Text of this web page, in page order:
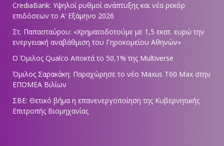
CrediaBank: Υψηλοί ρυθμοί ανάπτυξης και νέα ρεκόρ
επιδόσεων το Α’ Εξάμηνο 2026
Στ. Παπασταύρου: «Χρηματοδοτούμε με 1,5 εκατ. ευρώ την
ενεργειακή αναβάθμιση του Γηροκομείου Αθηνών»
Ο Όμιλος Qualco Αποκτά το 50,1% της Multiverse
Όμιλος Σαρακάκη: Παραχώρησε το νέο Maxus T60 Max στην
ΕΠΟΜΕΑ Βιλίων
ΣΒΕ: Θετικό βήμα η επανενεργοποίηση της Κυβερνητικής
Επιτροπής Βιομηχανίας